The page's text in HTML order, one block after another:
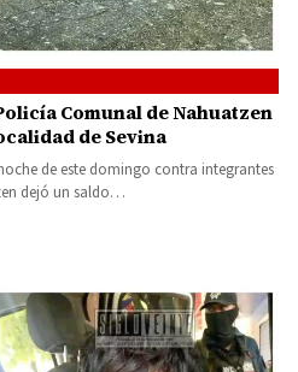
Comunal de Nahuatzen
de Sevina
de este domingo contra integrantes
dejó un saldo…